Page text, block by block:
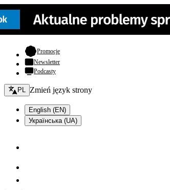
Promocje- otwiera się w nowej karcie
Newsletter
Podcasty
Zmień język - bieżący:
PL Zmień język strony
English (EN)
Українська (UA)